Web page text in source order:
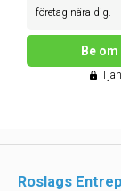
företag nära dig.
Be
Roslags